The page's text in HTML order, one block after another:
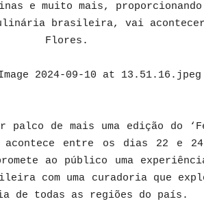
e muito mais, proporcionando
brasileira, vai acontecer
Flores.
palco de mais uma edição do
acontece entre os dias 22 e 24
ao público uma
com uma curadoria que
de todas as regiões do país.